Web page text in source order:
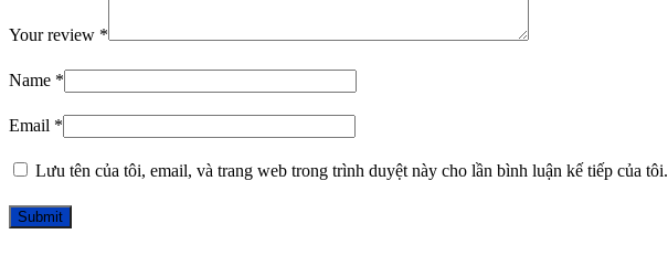
Your review *
Name *
Email *
Lưu tên của tôi, email, và trang web trong trình duyệt này cho lần bình luận kế tiếp của tôi.